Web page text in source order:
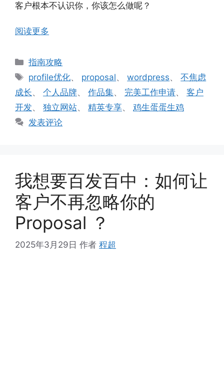
客户根本不认识你，你该怎么做呢？
阅读更多
分
指南攻略
标
签
profile优化、 proposal、wordpress、不焦虑
成长、 个人品牌、 作品集、 完美工作申请、 客户
开发、 独立网站、 精英专享、 鸡生蛋蛋生鸡
发表评论
我想要百发百中：如何让
客户不再忽略你的
Proposal ？
2025年3月29日 作者 程超